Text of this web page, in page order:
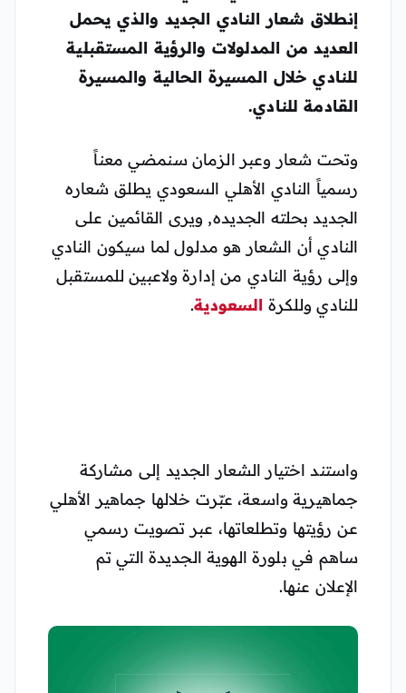
إنطلاق شعار النادي الجديد والذي يحمل
العديد من المدلولات والرؤية المستقبلية
للنادي خلال المسيرة الحالية والمسيرة
القادمة للنادي.
وتحت شعار وعبر الزمان سنمضي معناً
رسمياً النادي الأهلي السعودي يطلق شعاره
الجديد بحلته الجديده, ويرى القائمين على
النادي أن الشعار هو مدلول لما سيكون النادي
وإلى رؤية النادي من إدارة ولاعبين للمستقبل
للنادي وللكرة السعودية.
واستند اختيار الشعار الجديد إلى مشاركة
جماهيرية واسعة، عبّرت خلالها جماهير الأهلي
عن رؤيتها وتطلعاتها، عبر تصويت رسمي
ساهم في بلورة الهوية الجديدة التي تم
الإعلان عنها.